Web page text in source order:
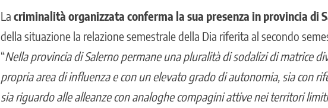
La criminalità organizzata conferma la sua presenza in provincia di
della situazione la relazione semestrale della Dia riferita al secondo
“Nella provincia di Salerno permane una pluralità di sodalizi di matrice
propria area di influenza e con un elevato grado di autonomia, sia con
sia riguardo alle alleanze con analoghe compagini attive nei territori